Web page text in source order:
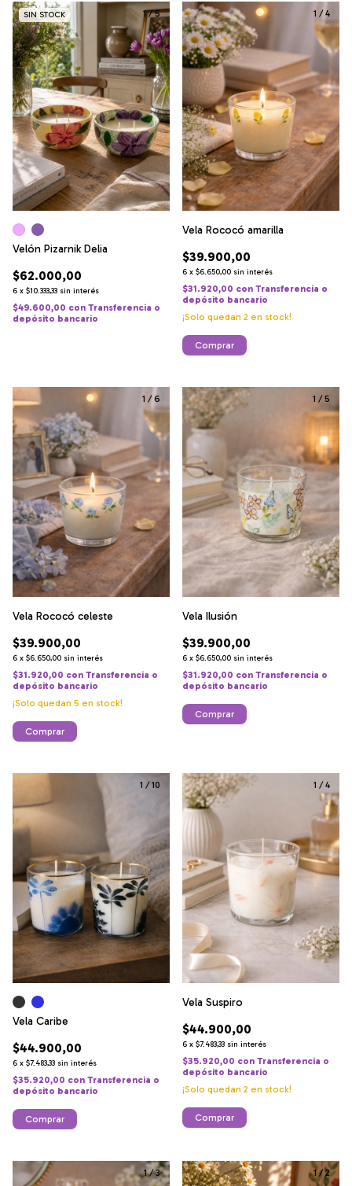
1/5
SIN STOCK
Velón Pizarnik Delia
$62.000,00
6 x $10.333,33 sin interés
$49.600,00 con Transferencia o
depósito bancario
1 /4
Vela Rococó amarilla
$39.900,00
6 x $6.650,00 sin interés
$31.920,00 con Transferencia o
depósito bancario
¡Solo quedan 2 en stock!
Comprar
1 /6
Vela Rococó celeste
$39.900,00
6 x $6.650,00 sin interés
$31.920,00 con Transferencia o
depósito bancario
¡Solo quedan 5 en stock!
Comprar
1 / 5
Vela Ilusión
$39.900,00
6 x $6.650,00 sin interés
$31.920,00 con Transferencia o
depósito bancario
Comprar
1 /10
Vela Caribe
$44.900,00
6 x $7.483,33 sin interés
$35.920,00 con Transferencia o
depósito bancario
Comprar
1 /4
Vela Suspiro
$44.900,00
6 x $7.483,33 sin interés
$35.920,00 con Transferencia o
depósito bancario
¡Solo quedan 2 en stock!
Comprar
1/3 1/2